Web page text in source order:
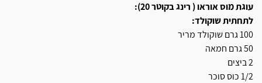
עוגת מוס אוראו ( רינג בקוטר 20):
לתחתית שוקולד:
100 גרם שוקולד מריר
50 גרם חמאה
2 ביצים
1/2 כוס סוכר